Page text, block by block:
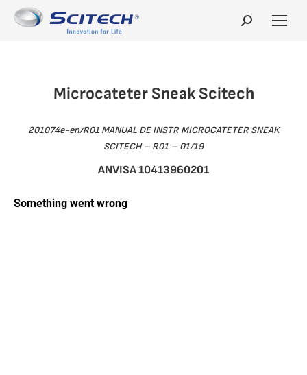
Search:
Microcateter Sneak Scitech
201074e-en/R01 MANUAL DE INSTR MICROCATETER SNEAK
SCITECH – R01 – 01/19
ANVISA 10413960201